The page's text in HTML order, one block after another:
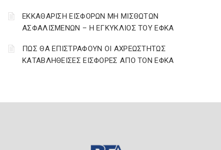
ΕΚΚΑΘΑΡΙΣΗ ΕΙΣΦΟΡΩΝ ΜΗ ΜΙΣΘΩΤΩΝ
ΑΣΦΑΛΙΣΜΕΝΩΝ – Η ΕΓΚΥΚΛΙΟΣ ΤΟΥ ΕΦΚΑ
ΠΩΣ ΘΑ ΕΠΙΣΤΡΑΦΟΥΝ ΟΙ ΑΧΡΕΩΣΤΗΤΩΣ
ΚΑΤΑΒΛΗΘΕΙΣΕΣ ΕΙΣΦΟΡΕΣ ΑΠΟ ΤΟΝ ΕΦΚΑ